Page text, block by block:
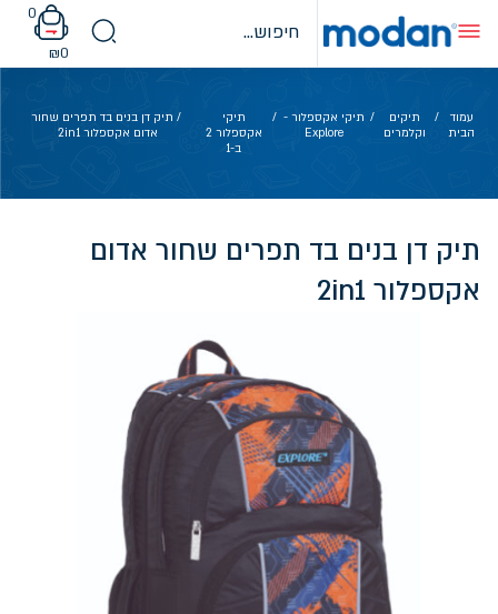
content
0
₪0
עמוד
הבית
/
תיקים
וקלמרים
/ תיקי אקספלור -
Explore
/
תיקי
אקספלור 2
ב-1
/ תיק דן בנים בד תפרים שחור
אדום אקספלור 2in1
תיק דן בנים בד תפרים שחור אדום
אקספלור 2in1